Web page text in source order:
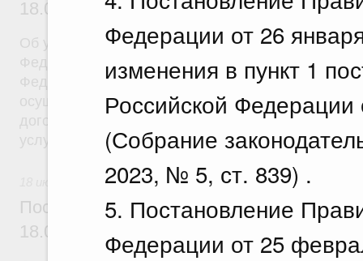
Федерации от 26
изменения в пункт 1
Российской
(Собрание
2023, № 5, ст. 839) .
5. Постановление
Федерации от 25
18.07.2026 г. № 908
Об утверждении Правил уведомления частным
Федеральной службы войск национальной
Федерации (территориального органа),
осуществление частной детективной
договора на оказание сыскных услуг и об
Постановление Правительства
18.07.2026 г. № 910